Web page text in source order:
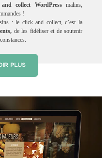
collect WordPressmalins,
!
: le click and collect, c’est la
de les fidéliser et de soutenir
PLUS